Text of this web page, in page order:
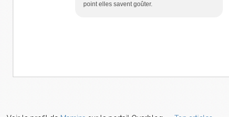
point elles savent goûter.